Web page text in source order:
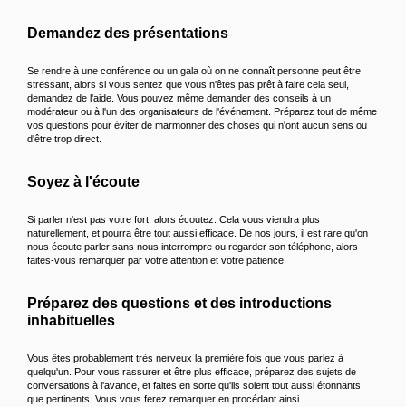
Demandez des présentations
Se rendre à une conférence ou un gala où on ne connaît personne peut être
stressant, alors si vous sentez que vous n'êtes pas prêt à faire cela seul,
demandez de l'aide. Vous pouvez même demander des conseils à un
modérateur ou à l'un des organisateurs de l'événement. Préparez tout de même
vos questions pour éviter de marmonner des choses qui n'ont aucun sens ou
d'être trop direct.
Soyez à l'écoute
Si parler n'est pas votre fort, alors écoutez. Cela vous viendra plus
naturellement, et pourra être tout aussi efficace. De nos jours, il est rare qu'on
nous écoute parler sans nous interrompre ou regarder son téléphone, alors
faites-vous remarquer par votre attention et votre patience.
Préparez des questions et des introductions
inhabituelles
Vous êtes probablement très nerveux la première fois que vous parlez à
quelqu'un. Pour vous rassurer et être plus efficace, préparez des sujets de
conversations à l'avance, et faites en sorte qu'ils soient tout aussi étonnants
que pertinents. Vous vous ferez remarquer en procédant ainsi.